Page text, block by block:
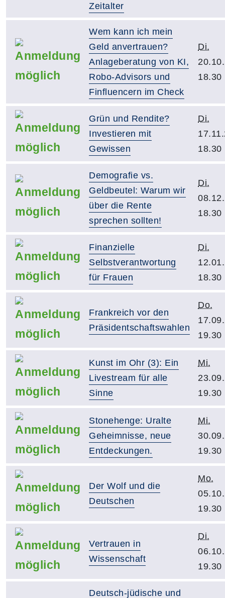
Zeitalter
Wem kann ich mein
Geld anvertrauen?
Anlageberatung von KI,
Robo-Advisors und
Finfluencern im Check
Di.
18.30
Grün und Rendite?
Investieren mit
Gewissen
Di.
18.30
Demografie vs.
Geldbeutel: Warum wir
über die Rente
sprechen sollten!
Di.
18.30
Finanzielle
Selbstverantwortung
für Frauen
Di.
18.30
Frankreich vor den
Präsidentschaftswahlen
Do.
19.30
Kunst im Ohr (3): Ein
Livestream für alle
Sinne
Mi.
19.30
Stonehenge: Uralte
Geheimnisse, neue
Entdeckungen.
Mi.
19.30
Der Wolf und die
Deutschen
Mo.
19.30
Vertrauen in
Wissenschaft
Di.
19.30
Deutsch-jüdische und